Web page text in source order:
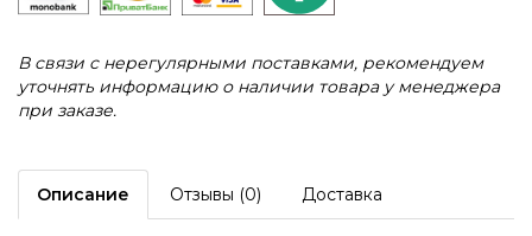
В связи с нерегулярными поставками, рекомендуем
уточнять информацию о наличии товара у менеджера
при заказе.
Описание Отзывы (0) Доставка